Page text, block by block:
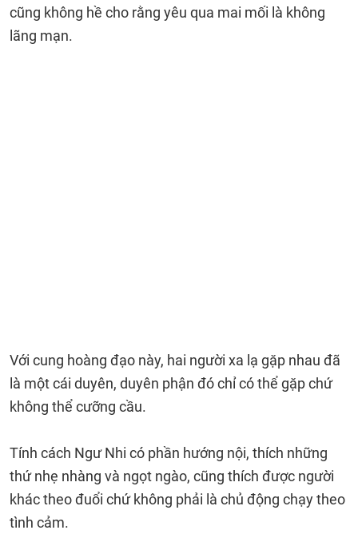
cũng không hề cho rằng yêu qua mai mối là không
lãng mạn.
Với cung hoàng đạo này, hai người xa lạ gặp nhau đã
là một cái duyên, duyên phận đó chỉ có thể gặp chứ
không thể cưỡng cầu.
Tính cách Ngư Nhi có phần hướng nội, thích những
thứ nhẹ nhàng và ngọt ngào, cũng thích được người
khác theo đuổi chứ không phải là chủ động chạy theo
tình cảm.